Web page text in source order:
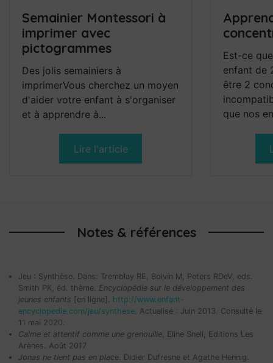
Semainier Montessori à
imprimer avec
pictogrammes
Des jolis semainiers à
imprimerVous cherchez un moyen
d'aider votre enfant à s'organiser
et à apprendre à...
Lire l'article
Est-ce
enfant de
être 2
que nos
Notes & références
Jeu : Synthèse. Dans: Tremblay RE, Boivin M, Peters RDeV, eds.
Smith PK, éd. thème. Encyclopédie sur le développement des
jeunes enfants [en ligne]. http://www.enfant-
encyclopedie.com/jeu/synthese . Actualisé : Juin 2013. Consulté le
11 mai 2020.
Calme et attentif comme une grenouille , Eline Snell, Editions Les
Arènes. Août 2017
Jonas ne tient pas en place. Didier Dufresne et Agathe Hennig.